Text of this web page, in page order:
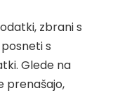
zbrani s
s
Glede na
prenašajo,